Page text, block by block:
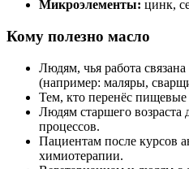
Микроэлементы: цинк,
Кому полезно масло
Людям, чья работа
(например: маляры,
Тем, кто перенёс
Людям старшего
процессов.
Пациентам после курсов
химиотерапии.